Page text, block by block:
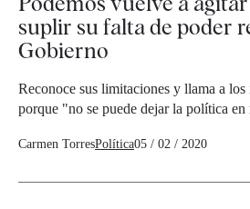
suplir su falta de poder
Gobierno
Reconoce sus limitaciones y llama a
porque "no se puede dejar la política
Carmen TorresPolítica05 / 02 / 2020